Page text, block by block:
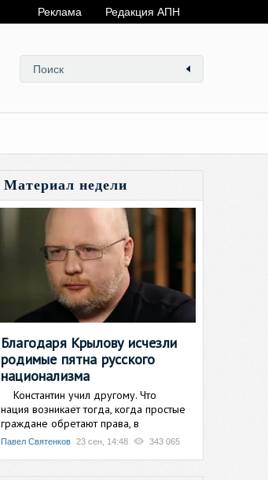
Реклама Редакция АПН
Материал недели
Благодаря Крылову исчезли
родимые пятна русского
национализма
Константин учил другому. Что
нация возникает тогда, когда простые
граждане обретают права, в
Павел Святенков 23 сен, 14:48 343 065